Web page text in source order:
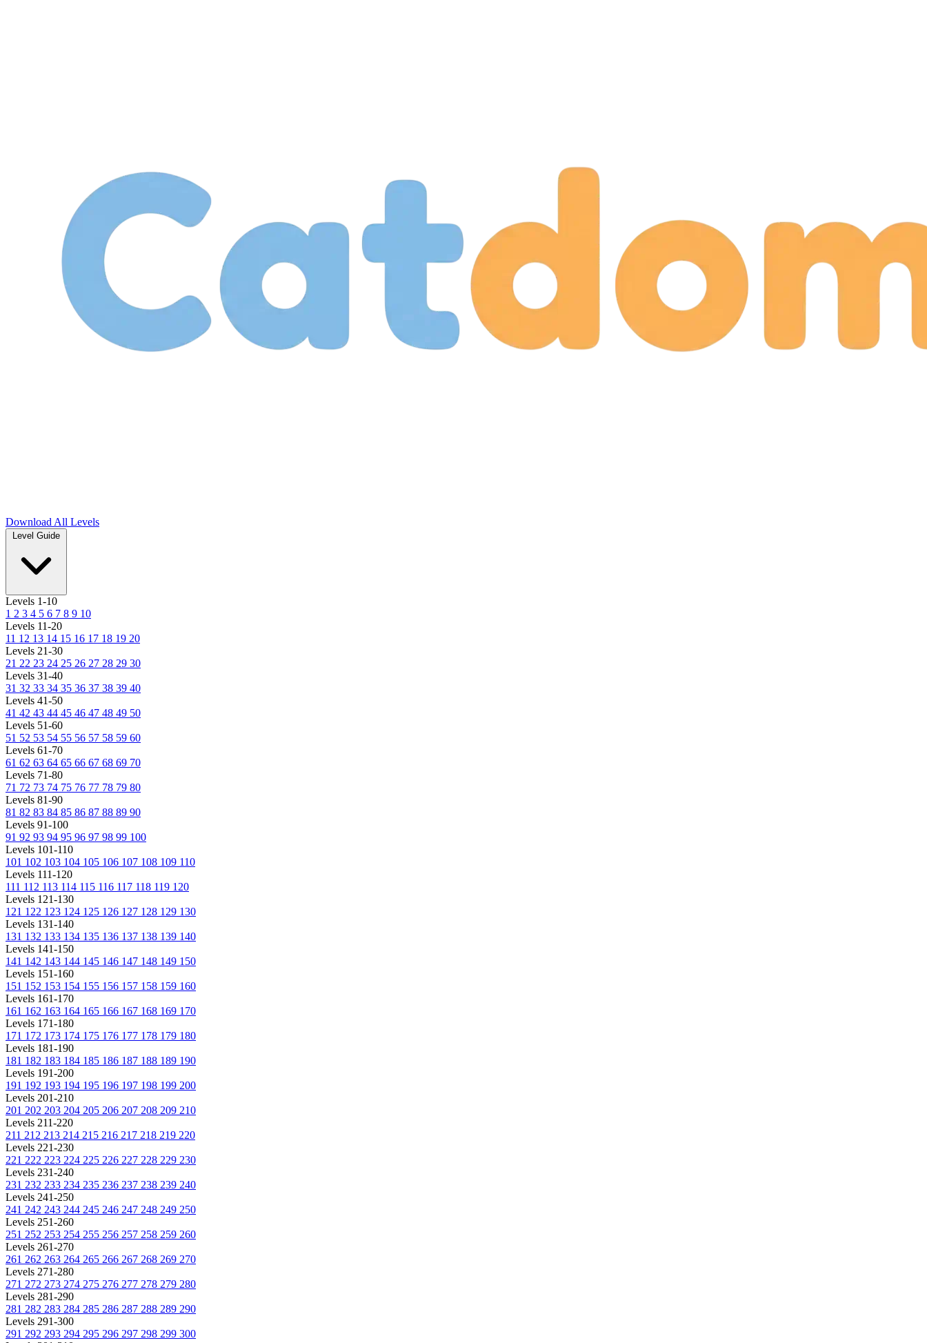
Download All Levels
Level Guide
Levels 1-10
1 2 3 4 5 6 7 8 9 10
Levels 11-20
11 12 13 14 15 16 17 18 19 20
Levels 21-30
21 22 23 24 25 26 27 28 29 30
Levels 31-40
31 32 33 34 35 36 37 38 39 40
Levels 41-50
41 42 43 44 45 46 47 48 49 50
Levels 51-60
51 52 53 54 55 56 57 58 59 60
Levels 61-70
61 62 63 64 65 66 67 68 69 70
Levels 71-80
71 72 73 74 75 76 77 78 79 80
Levels 81-90
81 82 83 84 85 86 87 88 89 90
Levels 91-100
91 92 93 94 95 96 97 98 99 100
Levels 101-110
101 102 103 104 105 106 107 108 109 110
Levels 111-120
111 112 113 114 115 116 117 118 119 120
Levels 121-130
121 122 123 124 125 126 127 128 129 130
Levels 131-140
131 132 133 134 135 136 137 138 139 140
Levels 141-150
141 142 143 144 145 146 147 148 149 150
Levels 151-160
151 152 153 154 155 156 157 158 159 160
Levels 161-170
161 162 163 164 165 166 167 168 169 170
Levels 171-180
171 172 173 174 175 176 177 178 179 180
Levels 181-190
181 182 183 184 185 186 187 188 189 190
Levels 191-200
191 192 193 194 195 196 197 198 199 200
Levels 201-210
201 202 203 204 205 206 207 208 209 210
Levels 211-220
211 212 213 214 215 216 217 218 219 220
Levels 221-230
221 222 223 224 225 226 227 228 229 230
Levels 231-240
231 232 233 234 235 236 237 238 239 240
Levels 241-250
241 242 243 244 245 246 247 248 249 250
Levels 251-260
251 252 253 254 255 256 257 258 259 260
Levels 261-270
261 262 263 264 265 266 267 268 269 270
Levels 271-280
271 272 273 274 275 276 277 278 279 280
Levels 281-290
281 282 283 284 285 286 287 288 289 290
Levels 291-300
291 292 293 294 295 296 297 298 299 300